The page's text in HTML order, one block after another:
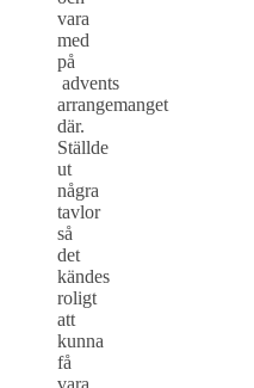
vara
med
på
advents
arrangemanget
där.
Ställde
ut
några
tavlor
så
det
kändes
roligt
att
kunna
få
vara